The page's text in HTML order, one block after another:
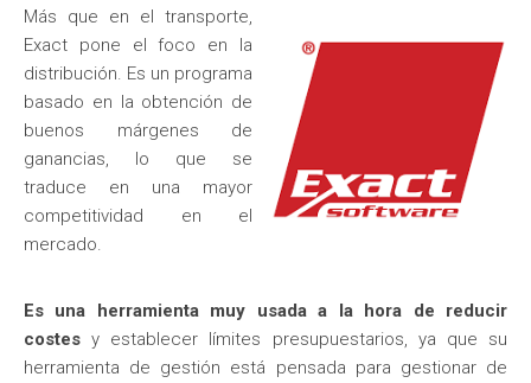
Más que en el transporte,
Exact pone el foco en la
distribución. Es un programa
basado en la obtención de
buenos márgenes de
ganancias, lo que se
traduce en una mayor
competitividad en el
mercado.
Es una herramienta muy usada a la hora de reducir
costes y establecer límites presupuestarios, ya que su
herramienta de gestión está pensada para gestionar de